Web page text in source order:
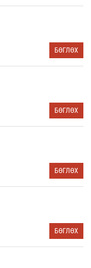
БӨГЛӨХ
БӨГЛӨХ
БӨГЛӨХ
БӨГЛӨХ